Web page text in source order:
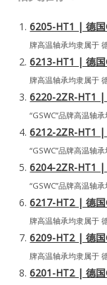
6205-HT1 | 德国
牌高温轴承均隶属于
6213-HT1 | 德国
牌高温轴承均隶属于
6220-2ZR-HT1 |
“GSWC”品牌高温轴
6212-2ZR-HT1 |
“GSWC”品牌高温轴
6204-2ZR-HT1 |
“GSWC”品牌高温轴
6217-HT2 | 德国
牌高温轴承均隶属于
6209-HT2 | 德国
牌高温轴承均隶属于
6201-HT2 | 德国